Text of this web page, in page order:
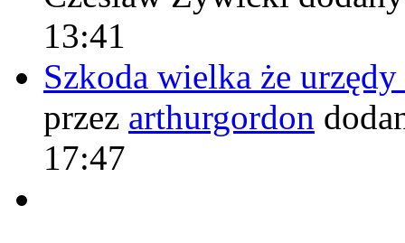
13:41
Szkoda wielka że
przez arthurgordon
17:47